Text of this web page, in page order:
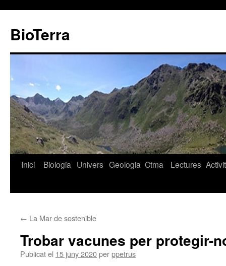
BioTerra
Vés
Inici Biologia Univers Geologia Ctma Lectures
← La Mar de sostenible
Trobar vacunes per protegir-
Publicat el 15 juny 2020perppetrus